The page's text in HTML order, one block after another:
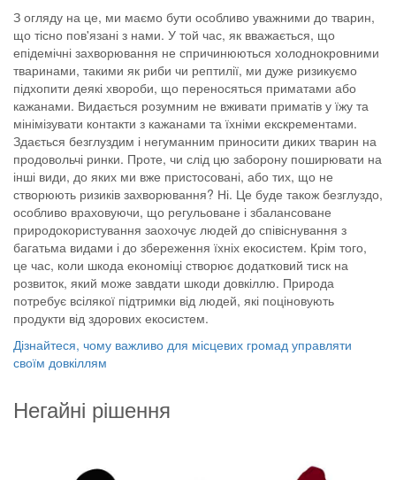
З огляду на це, ми маємо бути особливо уважними до тварин,
що тісно пов'язані з нами. У той час, як вважається, що
епідемічні захворювання не спричинюються холоднокровними
тваринами, такими як риби чи рептилії, ми дуже ризикуємо
підхопити деякі хвороби, що переносяться приматами або
кажанами. Видається розумним не вживати приматів у їжу та
мінімізувати контакти з кажанами та їхніми екскрементами.
Здається безглуздим і негуманним приносити диких тварин на
продовольчі ринки. Проте, чи слід цю заборону поширювати на
інші види, до яких ми вже пристосовані, або тих, що не
створюють ризиків захворювання? Ні. Це буде також безглуздо,
особливо враховуючи, що регульоване і збалансоване
природокористування заохочує людей до співіснування з
багатьма видами і до збереження їхніх екосистем. Крім того,
це час, коли шкода економіці створює додатковий тиск на
розвиток, який може завдати шкоди довкіллю. Природа
потребує всілякої підтримки від людей, які поціновують
продукти від здорових екосистем.
Дізнайтеся, чому важливо для місцевих громад управляти
своїм довкіллям
Негайні рішення